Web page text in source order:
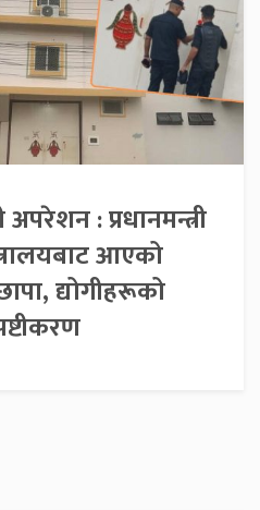
: प्रधानमन्त्री
आएको
द्योगीहरूको